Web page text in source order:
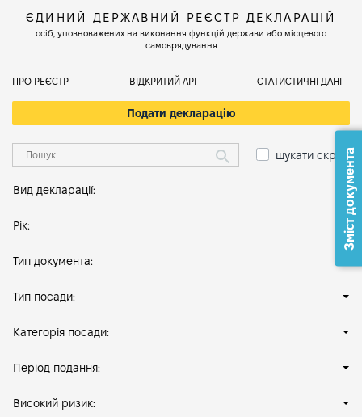
ЄДИНИЙ ДЕРЖАВНИЙ РЕЄСТР ДЕКЛАРАЦІЙ
осіб, уповноважених на виконання функцій держави або місцевого
самоврядування
ПРО РЕЄСТР ВІДКРИТИЙ АРІ СТАТИСТИЧНІ ДАНІ
Подати декларацію
шукати скрізь
Вид декларації:
Рік:
Тип документа:
Тип посади:
Категорія посади:
Період подання:
Високий ризик:
Зміст документа